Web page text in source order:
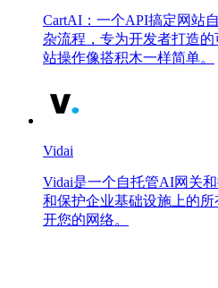
CartAI：一个API搞定网站
杂流程，专为开发者打造
站操作像搭积木一样简单。
Vidai
Vidai是一个自托管AI网关
和保护企业基础设施上的
开您的网络。